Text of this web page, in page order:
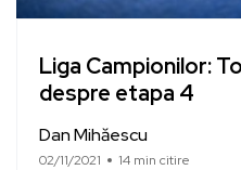
Liga Campionilor:
despre etapa 4
Dan Mihăescu
02/11/2021 14 min citire